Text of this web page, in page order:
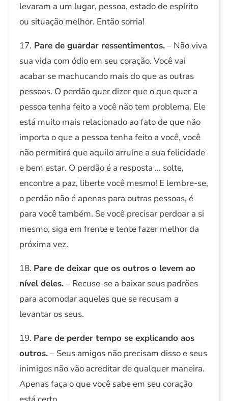
levaram a um lugar, pessoa, estado de espírito
ou situação melhor. Então sorria!
17. Pare de guardar ressentimentos.– Não viva
sua vida com ódio em seu coração. Você vai
acabar se machucando mais do que as outras
pessoas. O perdão quer dizer que o que quer a
pessoa tenha feito a você não tem problema. Ele
está muito mais relacionado ao fato de que não
importa o que a pessoa tenha feito a você, você
não permitirá que aquilo arruíne a sua felicidade
e bem estar. O perdão é a resposta … solte,
encontre a paz, liberte você mesmo! E lembre-se,
o perdão não é apenas para outras pessoas, é
para você também. Se você precisar perdoar a si
mesmo, siga em frente e tente fazer melhor da
próxima vez.
18. Pare de deixar que os outros o levem ao
nível deles.– Recuse-se a baixar seus padrões
para acomodar aqueles que se recusam a
levantar os seus.
19. Pare de perder tempo se explicando aos
outros.– Seus amigos não precisam disso e seus
inimigos não vão acreditar de qualquer maneira.
Apenas faça o que você sabe em seu coração